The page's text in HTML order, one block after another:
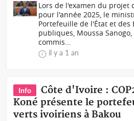
Lors de l'examen du projet
pour l'année 2025, le
Portefeuille de l'État et des
publiques, Moussa
commis...
il y a 1 an
Info
Côte d'Ivoire :
Koné présente le
verts ivoiriens à Bakou